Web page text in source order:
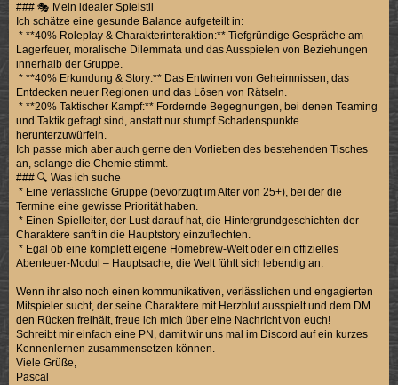
### 🎭 Mein idealer Spielstil
Ich schätze eine gesunde Balance aufgeteilt in:
* **40% Roleplay & Charakterinteraktion:** Tiefgründige Gespräche am
Lagerfeuer, moralische Dilemmata und das Ausspielen von Beziehungen
innerhalb der Gruppe.
* **40% Erkundung & Story:** Das Entwirren von Geheimnissen, das
Entdecken neuer Regionen und das Lösen von Rätseln.
* **20% Taktischer Kampf:** Fordernde Begegnungen, bei denen Teaming
und Taktik gefragt sind, anstatt nur stumpf Schadenspunkte
herunterzuwürfeln.
Ich passe mich aber auch gerne den Vorlieben des bestehenden Tisches
an, solange die Chemie stimmt.
### 🔍 Was ich suche
* Eine verlässliche Gruppe (bevorzugt im Alter von 25+), bei der die
Termine eine gewisse Priorität haben.
* Einen Spielleiter, der Lust darauf hat, die Hintergrundgeschichten der
Charaktere sanft in die Hauptstory einzuflechten.
* Egal ob eine komplett eigene Homebrew-Welt oder ein offizielles
Abenteuer-Modul – Hauptsache, die Welt fühlt sich lebendig an.
Wenn ihr also noch einen kommunikativen, verlässlichen und engagierten
Mitspieler sucht, der seine Charaktere mit Herzblut ausspielt und dem DM
den Rücken freihält, freue ich mich über eine Nachricht von euch!
Schreibt mir einfach eine PN, damit wir uns mal im Discord auf ein kurzes
Kennenlernen zusammensetzen können.
Viele Grüße,
Pascal